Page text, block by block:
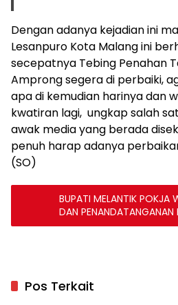
Dengan adanya kejadian ini
Lesanpuro Kota Malang ini
secepatnya Tebing Penahan
Amprong segera di perbaiki,
apa di kemudian harinya dan
kwatiran lagi, ungkap salah
awak media yang berada
penuh harap adanya
(SO)
BUPATI MELANTIK POKJA
DAN PENANDATANGANAN
KORUPSI
Pos Terkait